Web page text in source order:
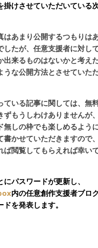
掛けさせていただいている
はあまり公開するつもりは
したが、任意支援者に対し
出来るものはないかと考え
うな公開方法とさせていた
ている記事に関しては、無
ずもうしわけありませんが、
無しの枠でも楽しめるよう
書かせていただきますので、
ば閲覧してもらえれば幸い
にパスワードが更新し、
内の任意創作支援者ブロ
を発表します。